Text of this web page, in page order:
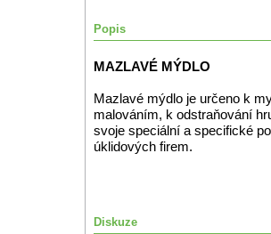
Popis
MAZLAVÉ MÝDLO
Mazlavé mýdlo je určeno k
malováním, k odstraňování
svoje speciální a specifické
úklidových firem.
Diskuze